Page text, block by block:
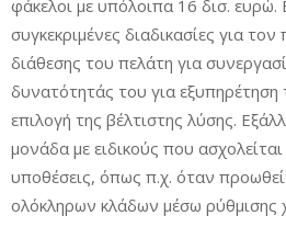
φάκελοι με υπόλοιπα 16 δισ.
συγκεκριμένες διαδικασίες για
διάθεσης του πελάτη για
δυνατότητάς του για εξυπηρέτηση
επιλογή της βέλτιστης λύσης.
μονάδα με ειδικούς που
υποθέσεις, όπως π.χ. όταν
ολόκληρων κλάδων μέσω ρύθμισης